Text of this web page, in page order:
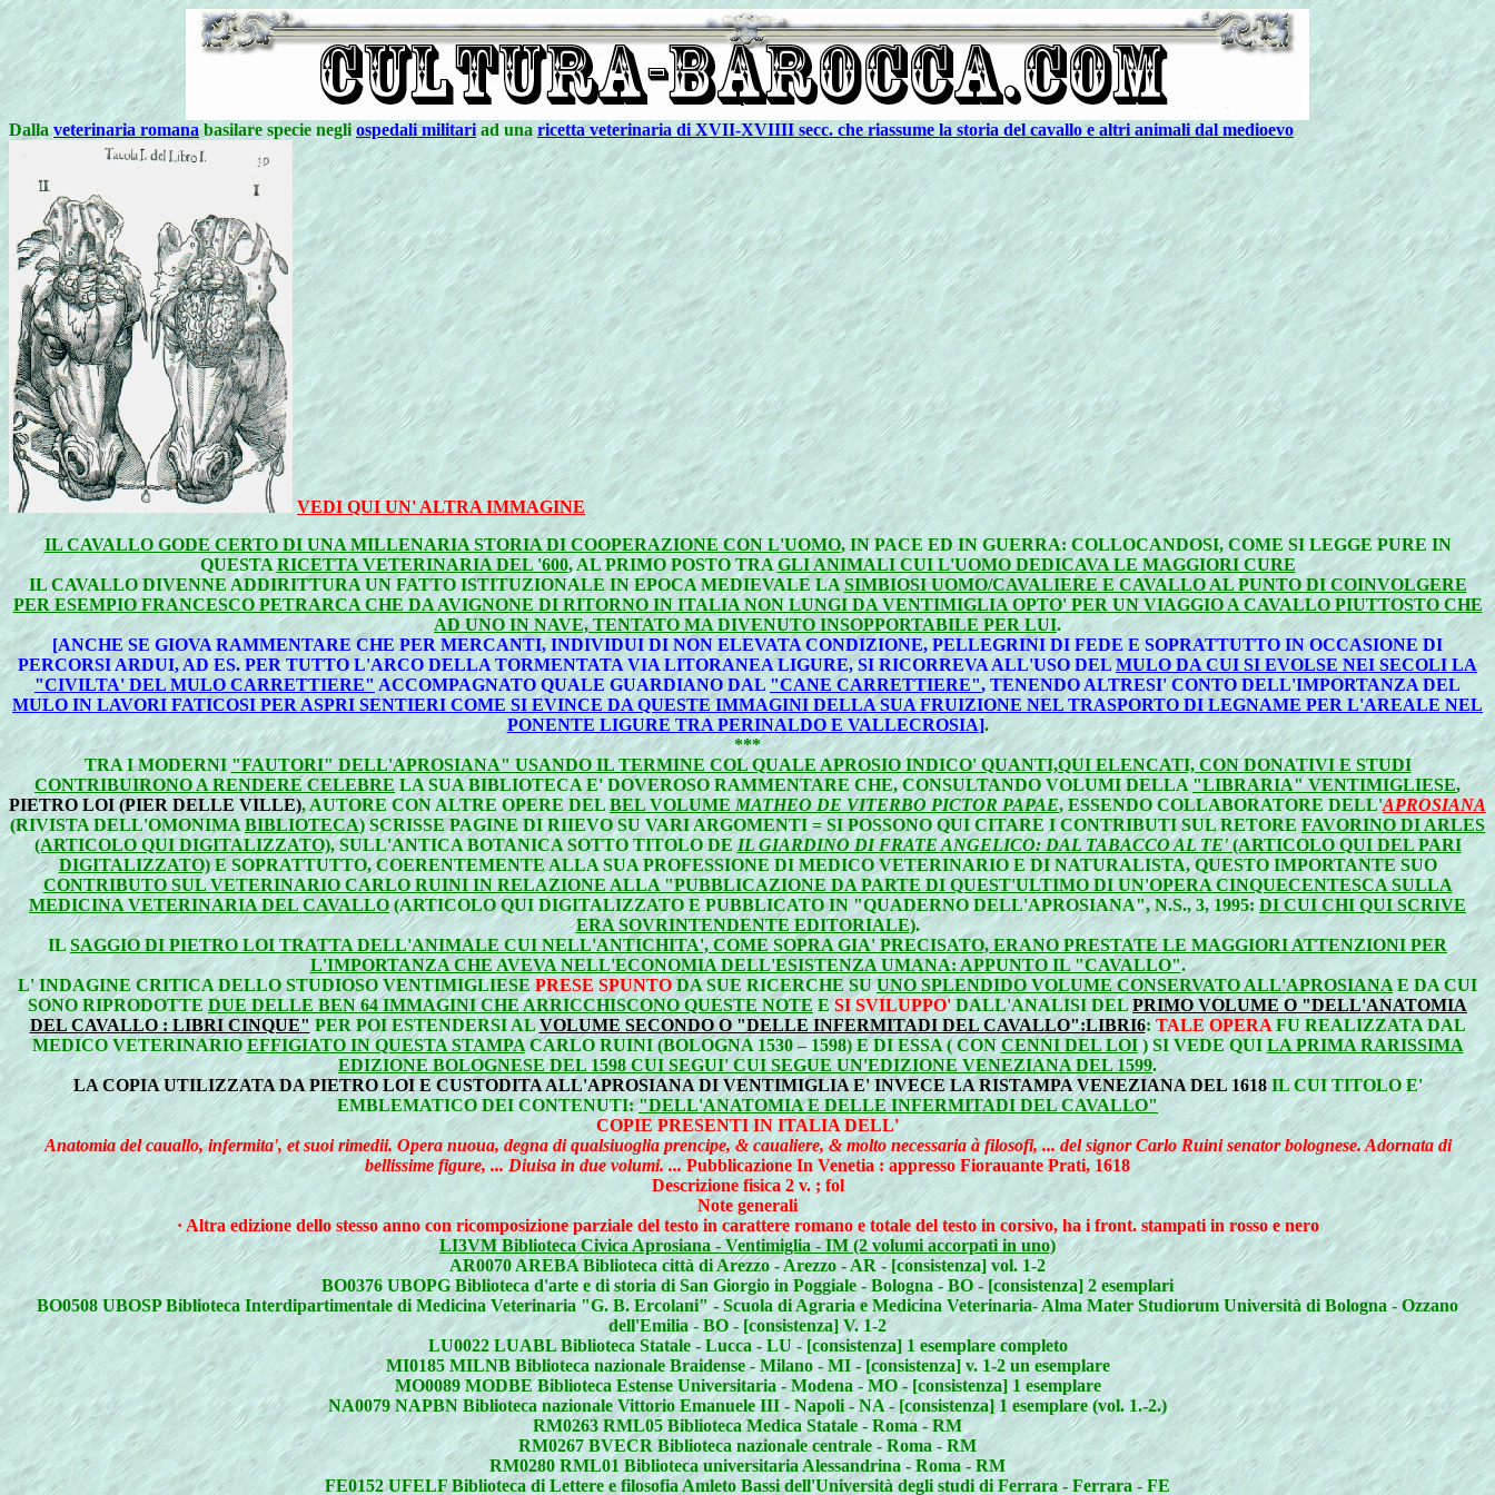
Dallaveterinaria romanabasilare specie negliospedali militariad unaricetta veterinaria di XVII-XVIIII secc. che riassume la storia del cavallo e altri animali dal medioevo
VEDI QUI UN' ALTRA IMMAGINE
IL CAVALLO GODE CERTO DI UNA MILLENARIA STORIA DI COOPERAZIONE CON L'UOMO, IN PACE ED IN GUERRA: COLLOCANDOSI, COME SI LEGGE PURE IN
QUESTARICETTA VETERINARIA DEL '600, AL PRIMO POSTO TRAGLI ANIMALI CUI L'UOMO DEDICAVA LE MAGGIORI CURE
IL CAVALLO DIVENNE ADDIRITTURA UN FATTO ISTITUZIONALE IN EPOCA MEDIEVALE LA SIMBIOSI UOMO/CAVALIERE E CAVALLO AL PUNTO DI COINVOLGERE
PER ESEMPIO FRANCESCO PETRARCA CHE DA AVIGNONE DI RITORNO IN ITALIA NON LUNGI DA VENTIMIGLIA OPTO' PER UN VIAGGIO A CAVALLO PIUTTOSTO CHE
AD UNO IN NAVE, TENTATO MA DIVENUTO INSOPPORTABILE PER LUI.
[ANCHE SE GIOVA RAMMENTARE CHE PER MERCANTI, INDIVIDUI DI NON ELEVATA CONDIZIONE, PELLEGRINI DI FEDE E SOPRATTUTTO IN OCCASIONE DI
PERCORSI ARDUI, AD ES. PER TUTTO L'ARCO DELLA TORMENTATA VIA LITORANEA LIGURE, SI RICORREVA ALL'USO DELMULO DA CUI SI EVOLSE NEI SECOLI LA
"CIVILTA' DEL MULO CARRETTIERE" ACCOMPAGNATO QUALE GUARDIANO DAL"CANE CARRETTIERE", TENENDO ALTRESI' CONTO DELL'IMPORTANZA DEL
MULO IN LAVORI FATICOSI PER ASPRI SENTIERI COME SI EVINCE DA QUESTE IMMAGINI DELLA SUA FRUIZIONE NEL TRASPORTO DI LEGNAME PER L'AREALE NEL
PONENTE LIGURE TRA PERINALDO E VALLECROSIA].
***
TRA I MODERNI "FAUTORI" DELL'APROSIANA" USANDO IL TERMINE COL QUALE APROSIO INDICO' QUANTI,QUI ELENCATI, CON DONATIVI E STUDI
CONTRIBUIRONO A RENDERE CELEBRE LA SUA BIBLIOTECA E' DOVEROSO RAMMENTARE CHE, CONSULTANDO VOLUMI DELLA"LIBRARIA" VENTIMIGLIESE,
PIETRO LOI (PIER DELLE VILLE), AUTORE CON ALTRE OPERE DEL BEL VOLUME MATHEO DE VITERBO PICTOR PAPAE, ESSENDO COLLABORATORE DELL'APROSIANA
(RIVISTA DELL'OMONIMABIBLIOTECA) SCRISSE PAGINE DI RIIEVO SU VARI ARGOMENTI = SI POSSONO QUI CITARE I CONTRIBUTI SUL RETORE FAVORINO DI ARLES
(ARTICOLO QUI DIGITALIZZATO), SULL'ANTICA BOTANICA SOTTO TITOLO DE IL GIARDINO DI FRATE ANGELICO: DAL TABACCO AL TE'(ARTICOLO QUI DEL PARI
DIGITALIZZATO)E SOPRATTUTTO, COERENTEMENTE ALLA SUA PROFESSIONE DI MEDICO VETERINARIO E DI NATURALISTA, QUESTO IMPORTANTE SUO
CONTRIBUTO SUL VETERINARIO CARLO RUINI IN RELAZIONE ALLA "PUBBLICAZIONE DA PARTE DI QUEST'ULTIMO DI UN'OPERA CINQUECENTESCA SULLA
MEDICINA VETERINARIA DEL CAVALLO(ARTICOLO QUI DIGITALIZZATO E PUBBLICATO IN "QUADERNO DELL'APROSIANA", N.S., 3, 1995:DI CUI CHI QUI SCRIVE
ERA SOVRINTENDENTE EDITORIALE).
IL SAGGIO DI PIETRO LOI TRATTA DELL'ANIMALE CUI NELL'ANTICHITA', COME SOPRA GIA' PRECISATO, ERANO PRESTATE LE MAGGIORI ATTENZIONI PER
L'IMPORTANZA CHE AVEVA NELL'ECONOMIA DELL'ESISTENZA UMANA: APPUNTO IL "CAVALLO".
L' INDAGINE CRITICA DELLO STUDIOSO VENTIMIGLIESEPRESE SPUNTODA SUE RICERCHE SUUNO SPLENDIDO VOLUME CONSERVATO ALL'APROSIANAE DA CUI
SONO RIPRODOTTEDUE DELLE BEN 64 IMMAGINI CHE ARRICCHISCONO QUESTE NOTEESI SVILUPPO'DALL'ANALISI DELPRIMO VOLUME O "DELL'ANATOMIA
DEL CAVALLO : LIBRI CINQUE" PER POI ESTENDERSI ALVOLUME SECONDO O "DELLE INFERMITADI DEL CAVALLO":LIBRI6: TALE OPERAFU REALIZZATA DAL
MEDICO VETERINARIOEFFIGIATO IN QUESTA STAMPACARLO RUINI (BOLOGNA 1530 – 1598) E DI ESSA ( CON CENNI DEL LOI) SI VEDE QUILA PRIMA RARISSIMA
EDIZIONE BOLOGNESE DEL 1598 CUI SEGUI' CUI SEGUE UN'EDIZIONE VENEZIANA DEL 1599.
LA COPIA UTILIZZATA DA PIETRO LOI E CUSTODITA ALL'APROSIANA DI VENTIMIGLIA E' INVECE LA RISTAMPA VENEZIANA DEL 1618IL CUI TITOLO E'
EMBLEMATICO DEI CONTENUTI:"DELL'ANATOMIA E DELLE INFERMITADI DEL CAVALLO"
COPIE PRESENTI IN ITALIA DELL'
Anatomia del cauallo, infermita', et suoi rimedii. Opera nuoua, degna di qualsiuoglia prencipe, & caualiere, & molto necessaria à filosofi, ... del signor Carlo Ruini senator bolognese. Adornata di
bellissime figure, ... Diuisa in due volumi. ...Pubblicazione In Venetia : appresso Fiorauante Prati, 1618
Descrizione fisica 2 v. ; fol
Note generali
· Altra edizione dello stesso anno con ricomposizione parziale del testo in carattere romano e totale del testo in corsivo, ha i front. stampati in rosso e nero
LI3VM Biblioteca Civica Aprosiana - Ventimiglia - IM (2 volumi accorpati in uno)
AR0070 AREBA Biblioteca città di Arezzo - Arezzo - AR - [consistenza] vol. 1-2
BO0376 UBOPG Biblioteca d'arte e di storia di San Giorgio in Poggiale - Bologna - BO - [consistenza] 2 esemplari
BO0508 UBOSP Biblioteca Interdipartimentale di Medicina Veterinaria "G. B. Ercolani" - Scuola di Agraria e Medicina Veterinaria- Alma Mater Studiorum Università di Bologna - Ozzano
dell'Emilia - BO - [consistenza] V. 1-2
LU0022 LUABL Biblioteca Statale - Lucca - LU - [consistenza] 1 esemplare completo
MI0185 MILNB Biblioteca nazionale Braidense - Milano - MI - [consistenza] v. 1-2 un esemplare
MO0089 MODBE Biblioteca Estense Universitaria - Modena - MO - [consistenza] 1 esemplare
NA0079 NAPBN Biblioteca nazionale Vittorio Emanuele III - Napoli - NA - [consistenza] 1 esemplare (vol. 1.-2.)
RM0263 RML05 Biblioteca Medica Statale - Roma - RM
RM0267 BVECR Biblioteca nazionale centrale - Roma - RM
RM0280 RML01 Biblioteca universitaria Alessandrina - Roma - RM
FE0152 UFELF Biblioteca di Lettere e filosofia Amleto Bassi dell'Università degli studi di Ferrara - Ferrara - FE